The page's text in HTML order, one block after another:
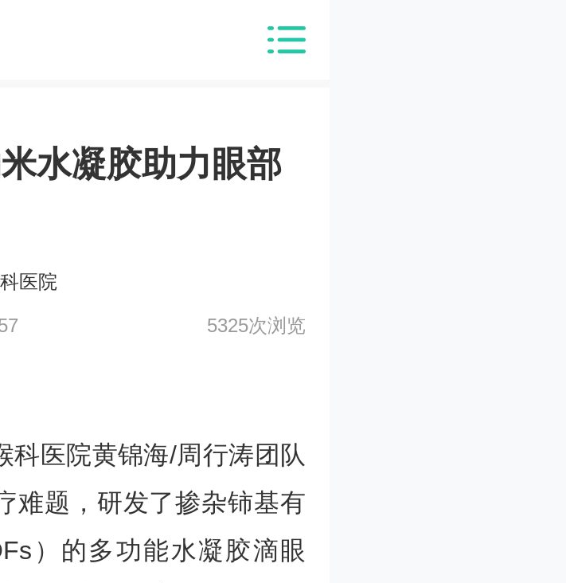
水凝胶助力眼部
医院
5325次浏览
科医院黄锦海/周行涛团队
难题，研发了掺杂铈基有
）的多功能水凝胶滴眼